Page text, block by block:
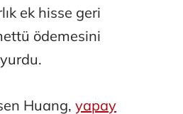
ek hisse geri
ödemesini
Huang, yapay
Mehmet Tez